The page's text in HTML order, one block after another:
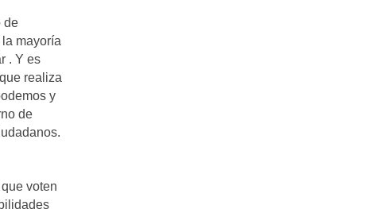
de
mayoría
. Y es
realiza
y
de
voten